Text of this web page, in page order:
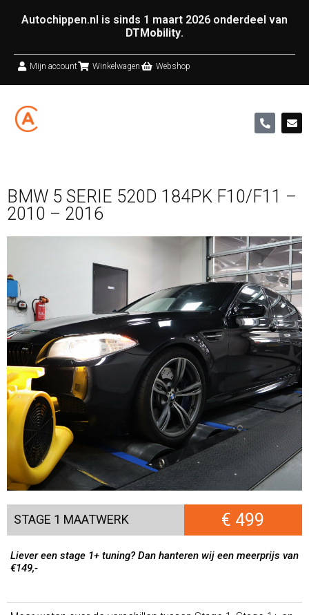
Autochippen.nl is sinds 1 maart 2026 onderdeel van
DTMobility.
Mijn account Winkelwagen Webshop
BMW 5 SERIE 520D 184PK F10/F11 –
2010 – 2016
STAGE 1 MAATWERK € 499
Liever een stage 1+ tuning? Dan hanteren wij een meerprijs van
€149,-